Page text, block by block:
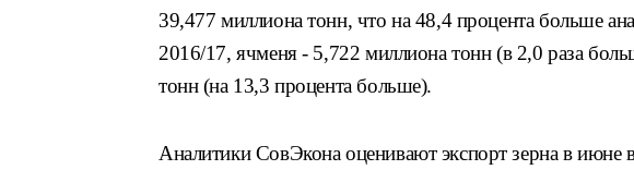
39,477 миллиона тонн, что на 48,4 процента больше
2016/17, ячменя - 5,722 миллиона тонн (в 2,0 раза
тонн (на 13,3 процента больше).
Аналитики СовЭкона оценивают экспорт зерна в июне